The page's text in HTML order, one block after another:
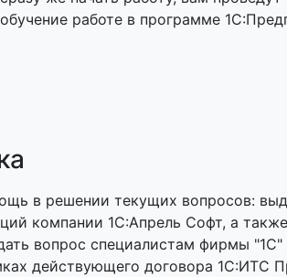
работе в программе
в решении текущих вопросов:
компании 1С:Апрель Софт, а также
вопрос специалистам фирмы "1С"
действующего договора 1С:ИТС